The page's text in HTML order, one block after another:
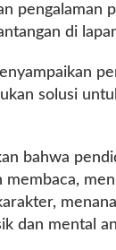
pengalaman
di
solusi
bahwa
dan mental